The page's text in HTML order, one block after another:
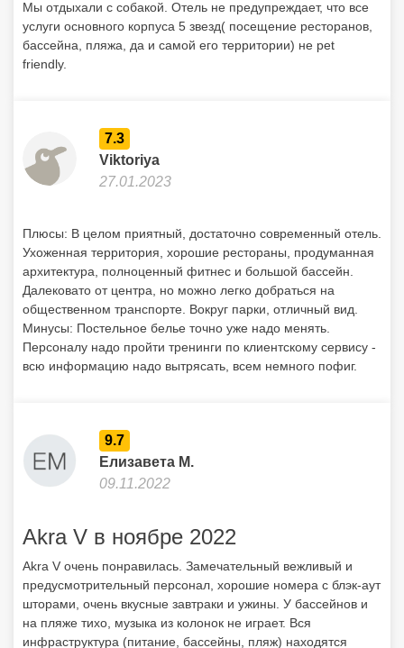
Мы отдыхали с собакой. Отель не предупреждает, что все
услуги основного корпуса 5 звезд( посещение ресторанов,
бассейна, пляжа, да и самой его территории) не pet
friendly.
7.3
Viktoriya
27.01.2023
Плюсы: В целом приятный, достаточно современный отель.
Ухоженная территория, хорошие рестораны, продуманная
архитектура, полноценный фитнес и большой бассейн.
Далековато от центра, но можно легко добраться на
общественном транспорте. Вокруг парки, отличный вид.
Минусы: Постельное белье точно уже надо менять.
Персоналу надо пройти тренинги по клиентскому сервису -
всю информацию надо вытрясать, всем немного пофиг.
9.7
Елизавета М.
09.11.2022
Akra V в ноябре 2022
Akra V очень понравилась. Замечательный вежливый и
предусмотрительный персонал, хорошие номера с блэк-аут
шторами, очень вкусные завтраки и ужины. У бассейнов и
на пляже тихо, музыка из колонок не играет. Вся
инфраструктура (питание, бассейны, пляж) находятся